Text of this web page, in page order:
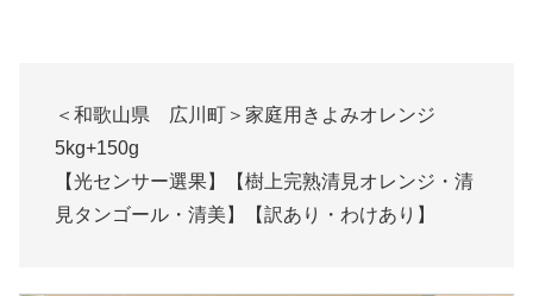
＜和歌山県 広川町＞家庭用きよみオレンジ
5kg+150g
【光センサー選果】【樹上完熟清見オレンジ・清
見タンゴール・清美】【訳あり・わけあり】